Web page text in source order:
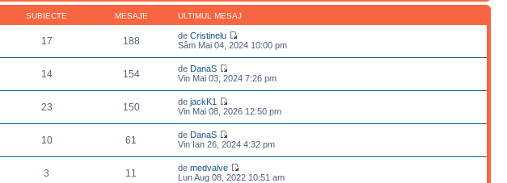
SUBIECTE MESAJE ULTIMUL MESAJ
17 188 deCristinelu
Sâm Mai 04, 2024 10:00 pm
14 154 de DanaS
Vin Mai 03, 2024 7:26 pm
23 150 dejackK1
Vin Mai 08, 2026 12:50 pm
10 61 de DanaS
Vin Ian 26, 2024 4:32 pm
3 11 demedvalve
Lun Aug 08, 2022 10:51 am